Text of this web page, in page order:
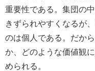
重要性である。集団の
きずられやすくなるが
のは個人である。だか
か、どのような価値観
められる。